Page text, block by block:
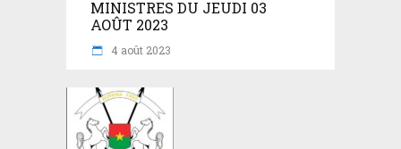
MINISTRES DU JEUDI 03
AOÛT 2023
4 août 2023